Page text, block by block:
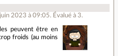
2023 à 09:05. Évalué à 3.
peuvent être en
froids (au moins